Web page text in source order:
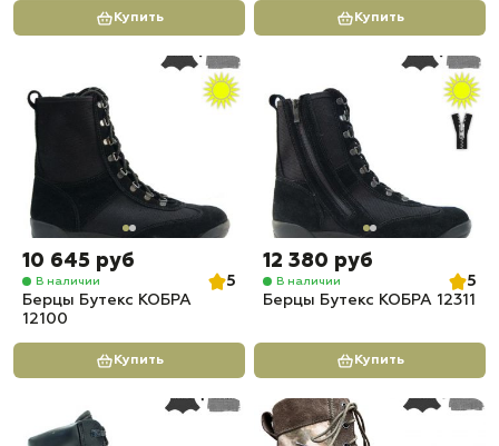
Купить Купить
10 645 руб
В наличии
5
Берцы Бутекс КОБРА
12100
Купить
12 380 руб
В наличии
5
Берцы Бутекс КОБРА 12311
Купить